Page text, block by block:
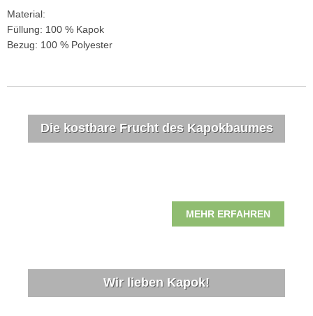
Material:
Füllung: 100 % Kapok
Bezug: 100 % Polyester
Die kostbare Frucht des Kapokbaumes
MEHR ERFAHREN
Wir lieben Kapok!